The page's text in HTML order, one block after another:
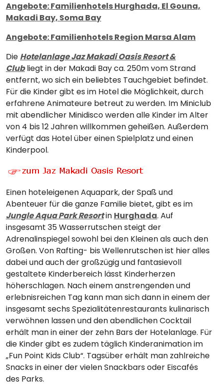
Angebote: Familienhotels Hurghada, El Gouna,
Makadi Bay, Soma Bay
Angebote: Familienhotels Region Marsa Alam
Die Hotelanlage Jaz Makadi Oasis Resort &
Clubliegt in der Makadi Bay ca. 250m vom Strand
entfernt, wo sich ein beliebtes Tauchgebiet befindet.
Für die Kinder gibt es im Hotel die Möglichkeit, durch
erfahrene Animateure betreut zu werden. Im Miniclub
mit abendlicher Minidisco werden alle Kinder im Alter
von 4 bis 12 Jahren willkommen geheißen. Außerdem
verfügt das Hotel über einen Spielplatz und einen
Kinderpool.
Einen hoteleigenen Aquapark, der Spaß und
Abenteuer für die ganze Familie bietet, gibt es im
Jungle Aqua Park Resortin Hurghada. Auf
insgesamt 35 Wasserrutschen steigt der
Adrenalinspiegel sowohl bei den Kleinen als auch den
Großen. Von Rafting- bis Wellenrutschen ist hier alles
dabei und auch der großzügig und fantasievoll
gestaltete Kinderbereich lässt Kinderherzen
höherschlagen. Nach einem anstrengenden und
erlebnisreichen Tag kann man sich dann in einem der
insgesamt sechs Spezialitätenrestaurants kulinarisch
verwöhnen lassen und den abendlichen Cocktail
erhält man in einer der zehn Bars der Hotelanlage. Für
die Kinder gibt es zudem täglich Kinderanimation im
„Fun Point Kids Club“. Tagsüber erhält man zahlreiche
Snacks in einer der vielen Snackbars oder Eiscafés
des Parks.